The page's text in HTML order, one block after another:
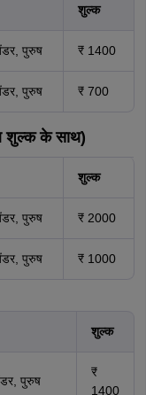
शुल्क
पुरुष ₹ 1400
पुरुष ₹ 700
शुल्क के साथ)
शुल्क
पुरुष ₹ 2000
पुरुष ₹ 1000
शुल्क
पुरुष
₹
1400